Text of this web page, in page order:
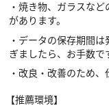
・焼き物、ガラスな
があります。
・データの保存期間
ぎましたら、お手数で
・改良・改善のため
【推薦環境】